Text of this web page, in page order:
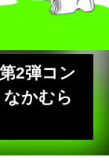
2弾コン
かむら